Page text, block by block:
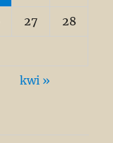
27 28
kwi »